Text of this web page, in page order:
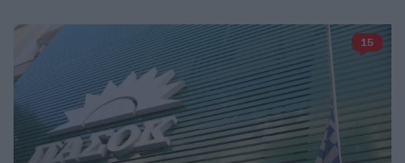
15